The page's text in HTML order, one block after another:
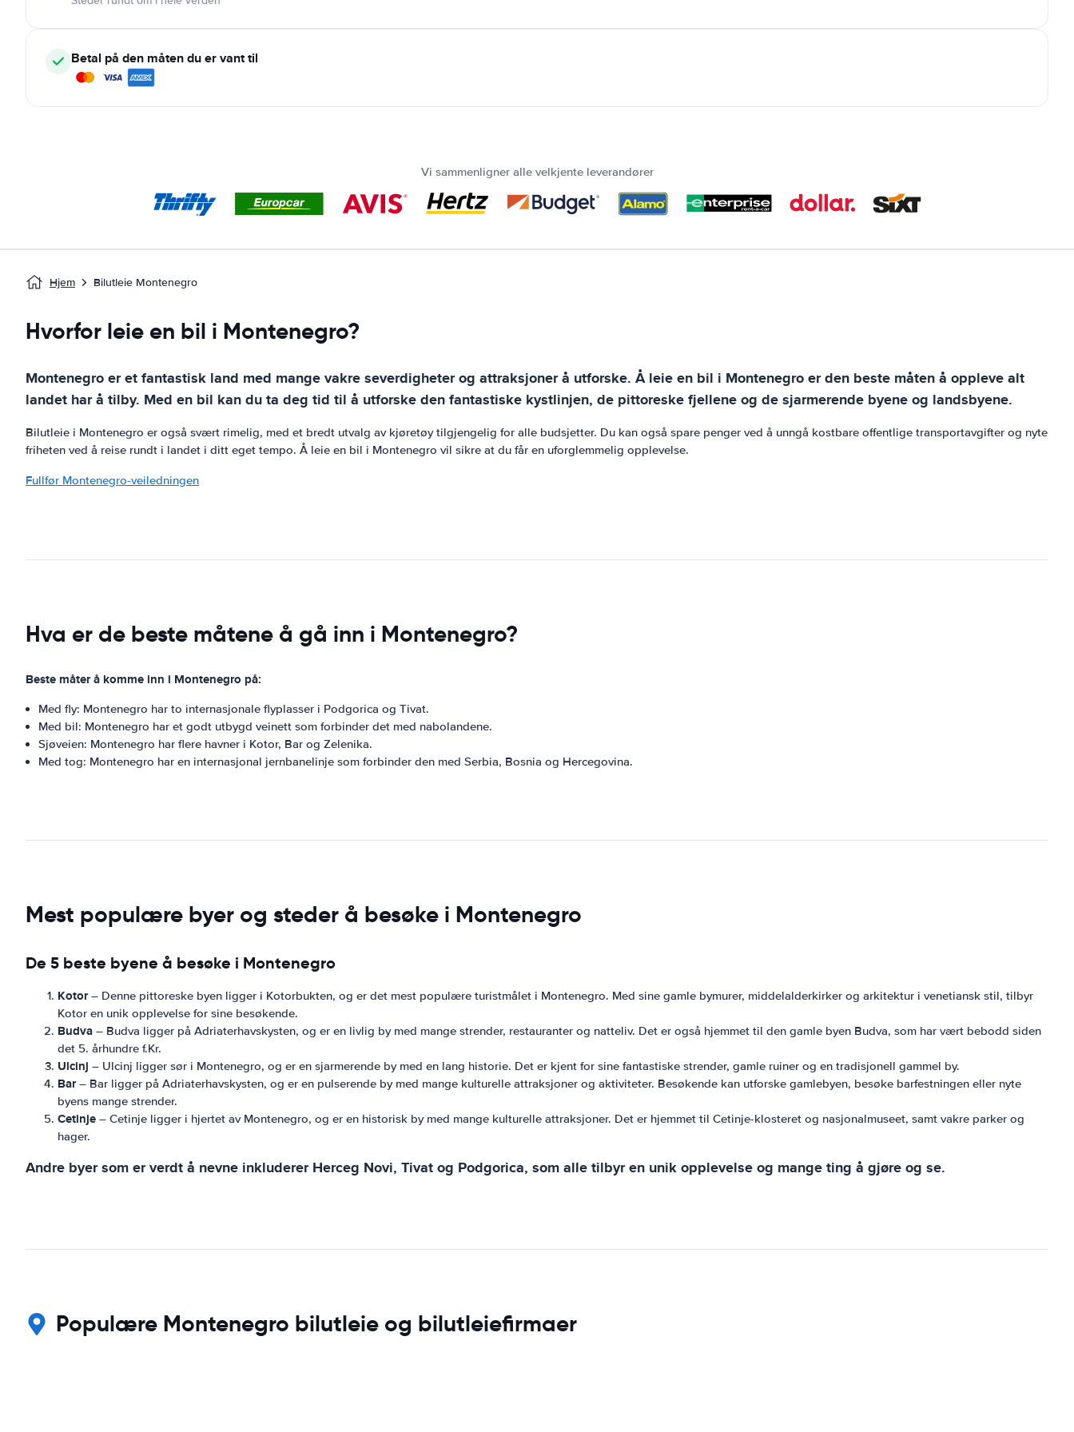
Betal på den måten du er vant til
Vi sammenligner alle velkjente leverandører
Hjem Bilutleie Montenegro
Hvorfor leie en bil i Montenegro?
Montenegro er et fantastisk land med mange vakre severdigheter og attraksjoner å utforske. Å leie en bil i Montenegro er den beste måten å oppleve alt
landet har å tilby. Med en bil kan du ta deg tid til å utforske den fantastiske kystlinjen, de pittoreske fjellene og de sjarmerende byene og landsbyene.
Bilutleie i Montenegro er også svært rimelig, med et bredt utvalg av kjøretøy tilgjengelig for alle budsjetter. Du kan også spare penger ved å unngå kostbare offentlige transportavgifter og nyte
friheten ved å reise rundt i landet i ditt eget tempo. Å leie en bil i Montenegro vil sikre at du får en uforglemmelig opplevelse.
Fullfør Montenegro-veiledningen
Hva er de beste måtene å gå inn i Montenegro?
Beste måter å komme inn i Montenegro på:
Med fly: Montenegro har to internasjonale flyplasser i Podgorica og Tivat.
Med bil: Montenegro har et godt utbygd veinett som forbinder det med nabolandene.
Sjøveien: Montenegro har flere havner i Kotor, Bar og Zelenika.
Med tog: Montenegro har en internasjonal jernbanelinje som forbinder den med Serbia, Bosnia og Hercegovina.
Mest populære byer og steder å besøke i Montenegro
De 5 beste byene å besøke i Montenegro
Kotor– Denne pittoreske byen ligger i Kotorbukten, og er det mest populære turistmålet i Montenegro. Med sine gamle bymurer, middelalderkirker og arkitektur i venetiansk stil, tilbyr
Kotor en unik opplevelse for sine besøkende.
Budva – Budva ligger på Adriaterhavskysten, og er en livlig by med mange strender, restauranter og natteliv. Det er også hjemmet til den gamle byen Budva, som har vært bebodd siden
det 5. århundre f.Kr.
Ulcinj – Ulcinj ligger sør i Montenegro, og er en sjarmerende by med en lang historie. Det er kjent for sine fantastiske strender, gamle ruiner og en tradisjonell gammel by.
Bar– Bar ligger på Adriaterhavskysten, og er en pulserende by med mange kulturelle attraksjoner og aktiviteter. Besøkende kan utforske gamlebyen, besøke barfestningen eller nyte
byens mange strender.
Cetinje – Cetinje ligger i hjertet av Montenegro, og er en historisk by med mange kulturelle attraksjoner. Det er hjemmet til Cetinje-klosteret og nasjonalmuseet, samt vakre parker og
hager.
Andre byer som er verdt å nevne inkluderer Herceg Novi, Tivat og Podgorica, som alle tilbyr en unik opplevelse og mange ting å gjøre og se.
Populære Montenegro bilutleie og bilutleiefirmaer